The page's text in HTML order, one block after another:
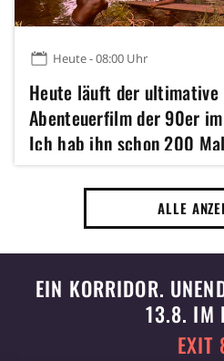
Heute - 08:00 Uhr
Heute läuft der ultimative
Abenteuerfilm der 90er im
Ich hab ihn schon 200 Mal
gesehen und er ist immer
ALLE
EIN KORRIDOR.
13.8. IM
EXIT